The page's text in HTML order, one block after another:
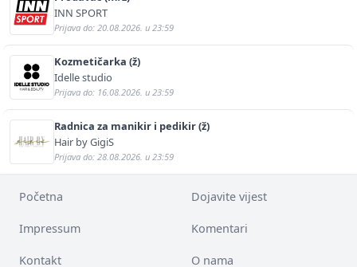
INN SPORT
Prijava do: 20.08.2026. u 23:59
Kozmetičarka (ž)
Idelle studio
Prijava do: 16.08.2026. u 23:59
Radnica za manikir i pedikir (ž)
Hair by GigiS
Prijava do: 28.08.2026. u 23:59
Početna Dojavite vijest
Impressum Komentari
Kontakt O nama